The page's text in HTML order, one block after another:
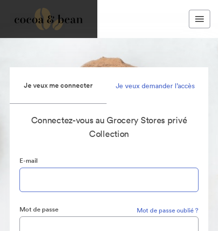
Je veux me connecter Je veux demander l’accès
Connectez-vous au Grocery Stores privé
Collection
E-mail
Mot de passe Mot de passe oublié ?